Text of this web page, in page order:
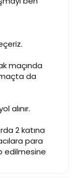
maçında
da
alınır.
2 katına
para
edilmesine